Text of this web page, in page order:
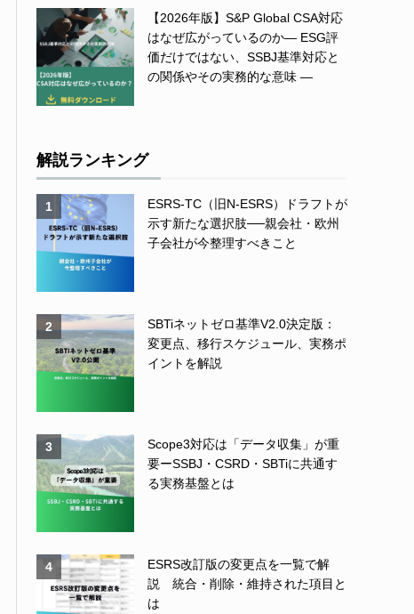
【2026年版】S&P Global CSA対応
はなぜ広がっているのか― ESG評
価だけではない、SSBJ基準対応と
の関係やその実務的な意味 ―
解説ランキング
1
ESRS-TC（旧N-ESRS）ドラフトが
示す新たな選択肢──親会社・欧州
子会社が今整理すべきこと
2
SBTiネットゼロ基準V2.0決定版：
変更点、移行スケジュール、実務ポ
イントを解説
3
Scope3対応は「データ収集」が重
要ーSSBJ・CSRD・SBTiに共通す
る実務基盤とは
4
ESRS改訂版の変更点を一覧で解
説 統合・削除・維持された項目と
は